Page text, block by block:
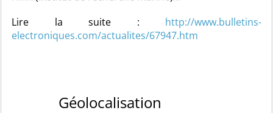
Lire la suite : http://www.bulletins-
electroniques.com/actualites/67947.htm
Géolocalisation